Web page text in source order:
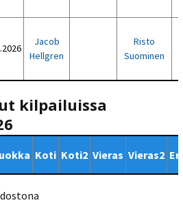
Jacob
Hellgren
Risto
Suominen
kilpailuissa
Koti Koti2 Vieras Vieras2